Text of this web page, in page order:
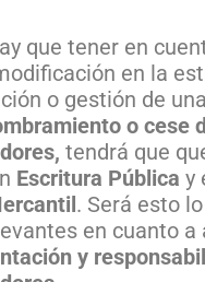
que tener en
en la
o gestión de
o cese
tendrá que
Escritura Pública y
. Será esto
en cuanto a
y